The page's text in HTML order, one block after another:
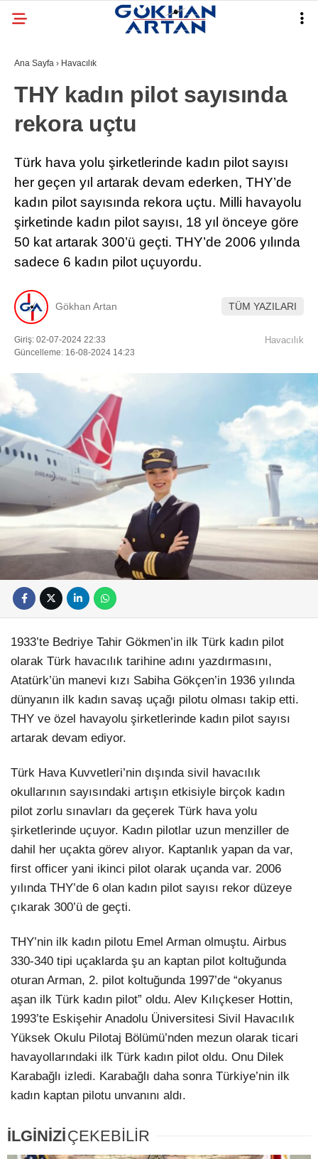
Ana Sayfa › Havacılık
THY kadın pilot sayısında
rekora uçtu
Türk hava yolu şirketlerinde kadın pilot sayısı
her geçen yıl artarak devam ederken, THY’de
kadın pilot sayısında rekora uçtu. Milli havayolu
şirketinde kadın pilot sayısı, 18 yıl önceye göre
50 kat artarak 300’ü geçti. THY’de 2006 yılında
sadece 6 kadın pilot uçuyordu.
Gökhan Artan TÜM YAZILARI
Giriş: 02-07-2024 22:33
Güncelleme: 16-08-2024 14:23
Havacılık
1933’te Bedriye Tahir Gökmen’in ilk Türk kadın pilot
olarak Türk havacılık tarihine adını yazdırmasını,
Atatürk’ün manevi kızı Sabiha Gökçen’in 1936 yılında
dünyanın ilk kadın savaş uçağı pilotu olması takip etti.
THY ve özel havayolu şirketlerinde kadın pilot sayısı
artarak devam ediyor.
Türk Hava Kuvvetleri’nin dışında sivil havacılık
okullarının sayısındaki artışın etkisiyle birçok kadın
pilot zorlu sınavları da geçerek Türk hava yolu
şirketlerinde uçuyor. Kadın pilotlar uzun menziller de
dahil her uçakta görev alıyor. Kaptanlık yapan da var,
first officer yani ikinci pilot olarak uçanda var. 2006
yılında THY’de 6 olan kadın pilot sayısı rekor düzeye
çıkarak 300’ü de geçti.
THY’nin ilk kadın pilotu Emel Arman olmuştu. Airbus
330-340 tipi uçaklarda şu an kaptan pilot koltuğunda
oturan Arman, 2. pilot koltuğunda 1997’de “okyanus
aşan ilk Türk kadın pilot” oldu. Alev Kılıçkeser Hottin,
1993’te Eskişehir Anadolu Üniversitesi Sivil Havacılık
Yüksek Okulu Pilotaj Bölümü’nden mezun olarak ticari
havayollarındaki ilk Türk kadın pilot oldu. Onu Dilek
Karabağlı izledi. Karabağlı daha sonra Türkiye’nin ilk
kadın kaptan pilotu unvanını aldı.
İLGİNİZİÇEKEBİLİR